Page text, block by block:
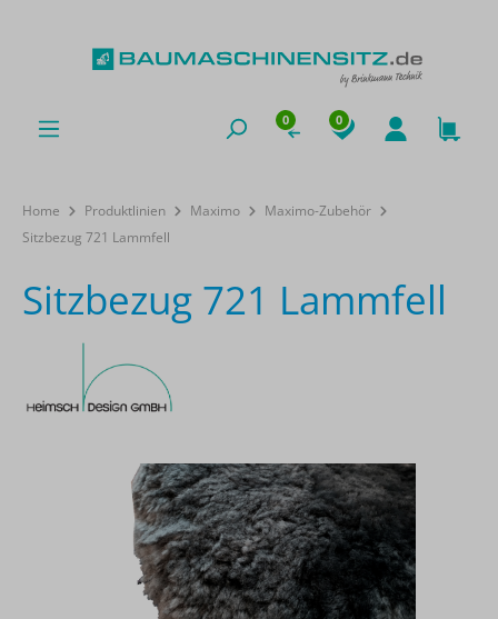
0 0
Home Produktlinien Maximo
Maximo-Zubehör
Sitzbezug 721 Lammfell
Sitzbezug 721 Lammfell
Bildergalerie überspringen